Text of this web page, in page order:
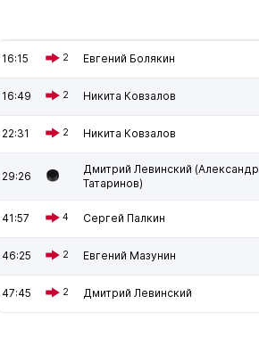
16:15 2 Евгений Болякин
16:49 2 Никита Ковзалов
22:31 2 Никита Ковзалов
29:26
Дмитрий Левинский (Александр
Татаринов)
41:57 4 Сергей Палкин
46:25 2 Евгений Мазунин
47:45 2 Дмитрий Левинский